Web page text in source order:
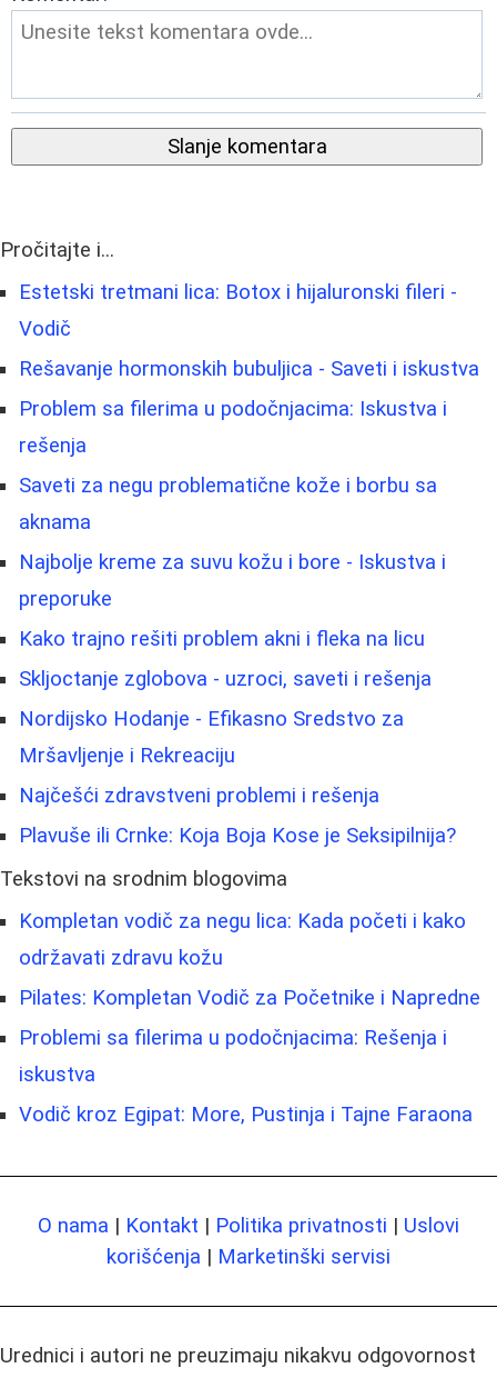
Slanje komentara
Pročitajte i...
Estetski tretmani lica: Botox i hijaluronski fileri -
Vodič
Rešavanje hormonskih bubuljica - Saveti i iskustva
Problem sa filerima u podočnjacima: Iskustva i
rešenja
Saveti za negu problematične kože i borbu sa
aknama
Najbolje kreme za suvu kožu i bore - Iskustva i
preporuke
Kako trajno rešiti problem akni i fleka na licu
Skljoctanje zglobova - uzroci, saveti i rešenja
Nordijsko Hodanje - Efikasno Sredstvo za
Mršavljenje i Rekreaciju
Najčešći zdravstveni problemi i rešenja
Plavuše ili Crnke: Koja Boja Kose je Seksipilnija?
Tekstovi na srodnim blogovima
Kompletan vodič za negu lica: Kada početi i kako
održavati zdravu kožu
Pilates: Kompletan Vodič za Početnike i Napredne
Problemi sa filerima u podočnjacima: Rešenja i
iskustva
Vodič kroz Egipat: More, Pustinja i Tajne Faraona
O nama | Kontakt | Politika privatnosti | Uslovi
korišćenja | Marketinški servisi
Urednici i autori ne preuzimaju nikakvu odgovornost